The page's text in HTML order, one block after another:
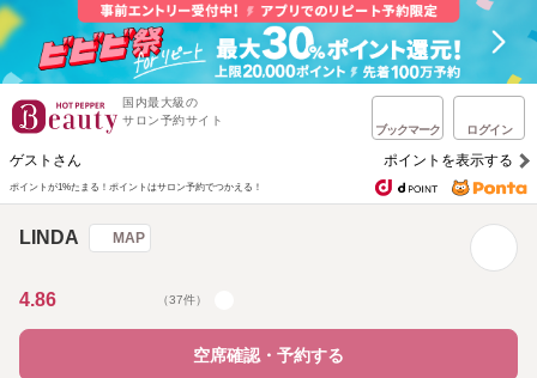
国内最大級の
サロン予約サイト
ブックマーク ログイン
ゲストさん ポイントを表示する
ポイントが1%たまる！ ポイントはサロン予約でつかえる！
LINDA MAP
4.86 （37件）
空席確認・予約する